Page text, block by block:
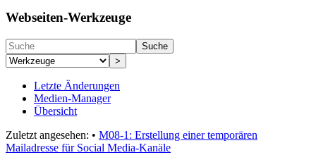
Webseiten-Werkzeuge
Suche
>
Letzte Änderungen
Medien-Manager
Übersicht
Zuletzt angesehen: • M08-1: Erstellung einer temporären
Mailadresse für Social Media-Kanäle